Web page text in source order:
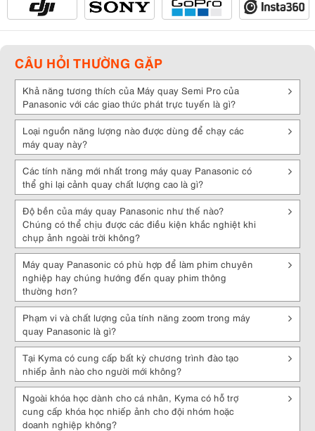
Tương tự như máy quay Blackmagic
, máy quay của Panasonic chủ
yếu là dòng sản phẩm chuyên nghiệp được sử dụng trong lĩnh vực
sản xuất phim chuyên nghiệp, quảng cáo truyền thông…. Mỗi một sản
phẩm máy quay Panasonic ra mắt đều được ứng dụng những công
nghệ quay phim mới mẻ để tạo ra những thước phim tốt nhất. Chất
lượng hình ảnh của dòng máy này được nhiều người đánh giá cao.
Hình ảnh và màu sắc của đoạn phim thể hiện rất chi tiết, sắc nét và
rõ ràng. Mọi màu sắc được cân bằng tự động giúp cho thước phim
được đẹp và rõ ràng hơn.
Chức năng chống rung của Panasonic thì khỏi phải bàn đến. Đa
phần máy quay Panasonic đều được trang bị hệ thống chống rung
quang học khá tiên tiến. Điều này góp phần mang tới những thước
phim uyển chuyển, mượt mà, và ổn định. Công nghệ lấy nét tự động
thông minh, cung cấp tốc độ lấy nét, hiệu suất theo dõi và độ ổn định
hình ảnh hàng đầu trong ngành.
Máy quay Panasonic có khả năng bắt hình ảnh thực tế nhanh, ghi lại
âm thanh sống động.Máy quay
hai thẻ nhớ, khi thẻ nhớ đầu tiên đạt mức tối đa thì máy sẽ tự động
chuyển tiếp sang thẻ nhớ thứ hai. Ngoài ra, máy quay phim
Panasonic có dung lượng pin khá cao và tiêu năng lượng ít, hầu như
máy có thể làm việc liên tục gần như cả ngày.
Đến từ một thương hiệu top đầu về chất lượng, máy quay Panasonic
sẽ mang đến cho người dùng một trải nghiệm tuyệt vời. Hiện tại
những sản phẩm máy quay Panasonic hot nhất đều đang có sẵn tại
cửa hàng Kyma.vn. Quý khách hàng quan tâm có thể liên hệ với
chúng mình để được tư vấn và mua hàng với giá ưu đãi nhất nhé!
CÂU HỎI THƯỜNG GẶP
Khả năng tương thích của Máy quay Semi Pro của
Panasonic với các giao thức phát trực tuyến là gì?
Loại nguồn năng lượng nào được dùng để chạy các
máy quay này?
Các tính năng mới nhất trong máy quay Panasonic có
thể ghi lại cảnh quay chất lượng cao là gì?
Độ bền của máy quay Panasonic như thế nào?
Chúng có thể chịu được các điều kiện khắc nghiệt khi
chụp ảnh ngoài trời không?
Máy quay Panasonic có phù hợp để làm phim chuyên
nghiệp hay chúng hướng đến quay phim thông
thường hơn?
Phạm vi và chất lượng của tính năng zoom trong máy
quay Panasonic là gì?
Tại Kyma có cung cấp bất kỳ chương trình đào tạo
nhiếp ảnh nào cho người mới không?
Ngoài khóa học dành cho cá nhân, Kyma có hỗ trợ
cung cấp khóa học nhiếp ảnh cho đội nhóm hoặc
doanh nghiệp không?